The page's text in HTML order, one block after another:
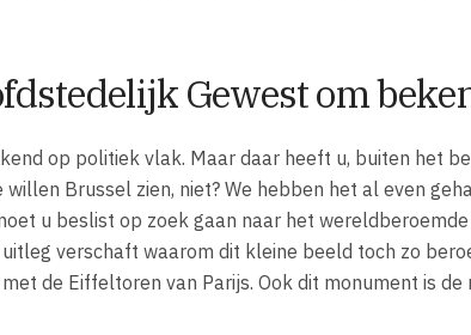
Gewest om
op politiek vlak. Maar daar heeft u, buiten het
Brussel zien, niet? We hebben het al even
u beslist op zoek gaan naar het wereldberoemde
verschaft waarom dit kleine beeld toch zo
de Eiffeltoren van Parijs. Ook dit monument is de